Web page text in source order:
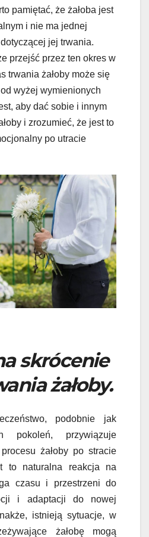
pamiętać, że żałoba jest
i nie ma jednej
jej trwania.
przejść przez ten okres w
trwania żałoby może się
wyżej wymienionych
aby dać sobie i innym
i zrozumieć, że jest to
po utracie
skrócenie
żałoby.
podobnie jak
pokoleń, przywiązuje
żałoby po stracie
to naturalna reakcja na
czasu i przestrzeni do
i adaptacji do nowej
istnieją sytuacje, w
żałobę mogą